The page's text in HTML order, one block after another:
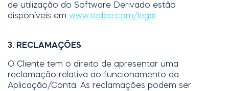
de utilização do Software Derivado estão
disponíveis em www.tedee.com/legal
3. RECLAMAÇÕES
O Cliente tem o direito de apresentar uma
reclamação relativa ao funcionamento da
Aplicação/Conta. As reclamações podem ser